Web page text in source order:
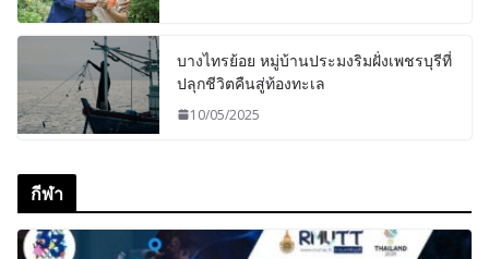
บางไทรย้อย หมู่บ้านประมงริมฝั่งเพชรบุรีที่
ปลุกชีวิตคืนสู่ท้องทะเล
10/05/2025
กีฬา